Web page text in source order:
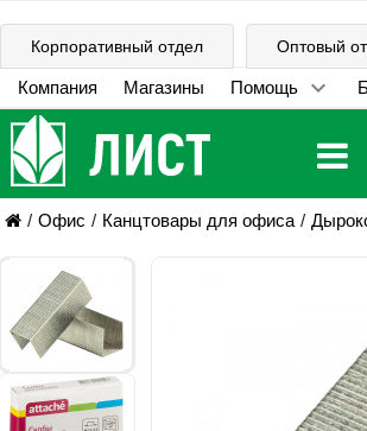
Корпоративный отдел Оптовый
Компания Магазины Помощь
Офис Канцтовары для офиса